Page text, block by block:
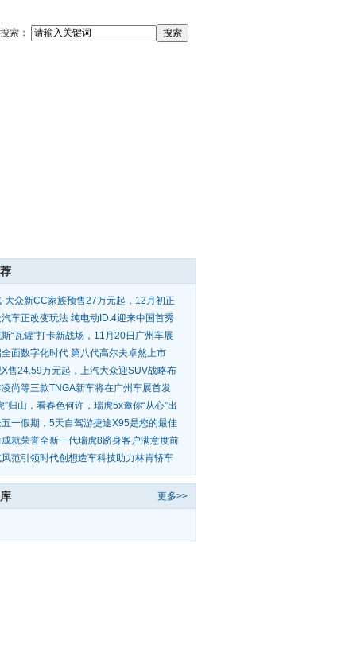
索：
大众新CC家族预售27万元起，12月初正
车正改变玩法 纯电动ID.4迎来中国首秀
“瓦罐”打卡新战场，11月20日广州车展
面数字化时代 第八代高尔夫卓然上市
售24.59万元起，上汽大众迎SUV战略布
点
凌尚等三款TNGA新车将在广州车展首发
”归山，看春色何许，瑞虎5x邀你“从心”出
一假期，5天自驾游捷途X95是您的最佳
就荣誉全新一代瑞虎8跻身客户满意度前
范引领时代创想造车科技助力林肯轿车
承经
更多>>